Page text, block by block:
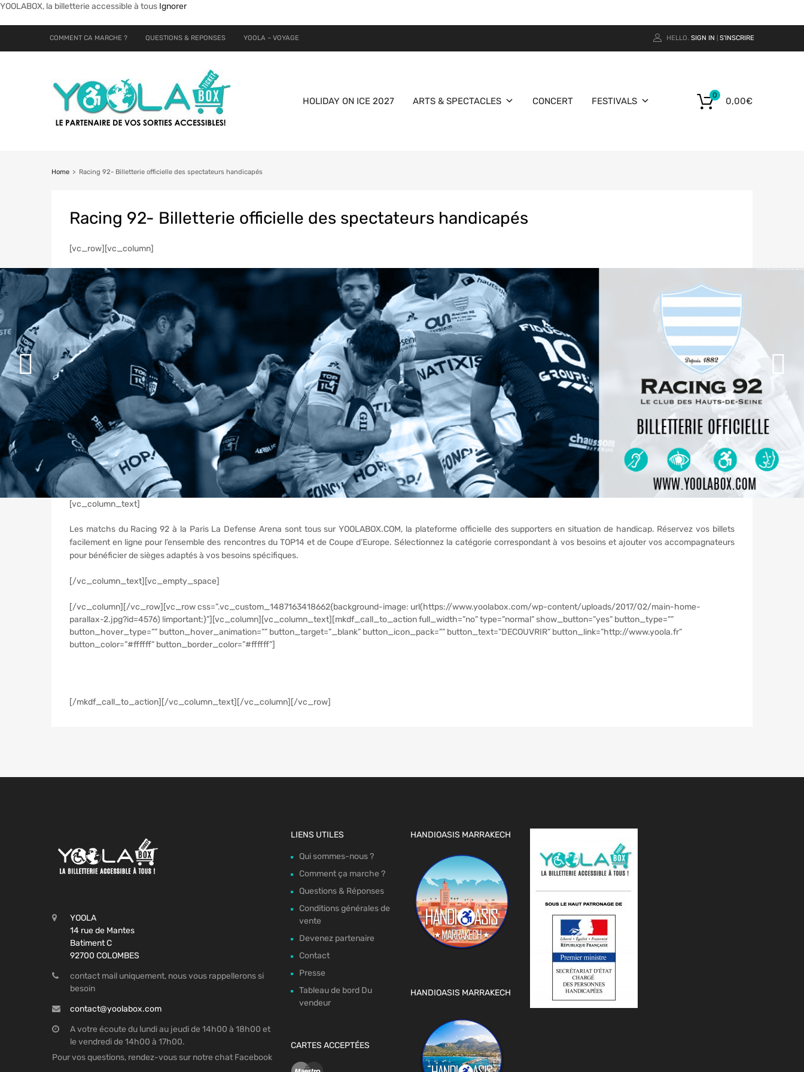
YOOLABOX, la billetterie accessible à tous Ignorer
COMMENT CA MARCHE ? QUESTIONS & REPONSES YOOLA – VOYAGE HELLO. SIGN IN S'INSCRIRE
0,00€
0
HOLIDAY ON ICE 2027 ARTS & SPECTACLES CONCERT FESTIVALS
Home > Racing 92- Billetterie officielle des spectateurs handicapés
Racing 92- Billetterie officielle des spectateurs handicapés
[vc_row][vc_column]
[vc_column_text]
Les matchs du Racing 92 à la Paris La Defense Arena sont tous sur YOOLABOX.COM, la plateforme officielle des supporters en situation de handicap. Réservez vos billets
facilement en ligne pour l’ensemble des rencontres du TOP14 et de Coupe d’Europe. Sélectionnez la catégorie correspondant à vos besoins et ajouter vos accompagnateurs
pour bénéficier de sièges adaptés à vos besoins spécifiques.
[/vc_column_text][vc_empty_space]
[/vc_column][/vc_row][vc_row css=”.vc_custom_1487163418662{background-image: url(https://www.yoolabox.com/wp-content/uploads/2017/02/main-home-
parallax-2.jpg?id=4576) !important;}”][vc_column][vc_column_text][mkdf_call_to_action full_width=”no” type=”normal” show_button=”yes” button_type=””
button_hover_type=”” button_hover_animation=”” button_target=”_blank” button_icon_pack=”” button_text=”DECOUVRIR” button_link=”http://www.yoola.fr”
button_color=”#ffffff” button_border_color=”#ffffff”]
[/mkdf_call_to_action][/vc_column_text][/vc_column][/vc_row]
YOOLA
14 rue de Mantes
Batiment C
92700 COLOMBES
contact mail uniquement, nous vous rappellerons si
besoin
contact@yoolabox.com
A votre écoute du lundi au jeudi de 14h00 à 18h00 et
le vendredi de 14h00 à 17h00.
Pour vos questions, rendez-vous sur notre chat Facebook
LIENS UTILES
Qui sommes-nous ?
Comment ça marche ?
Questions & Réponses
Conditions générales de
vente
Devenez partenaire
Contact
Presse
Tableau de bord Du
vendeur
CARTES ACCEPTÉES
HANDIOASIS MARRAKECH
HANDIOASIS MARRAKECH